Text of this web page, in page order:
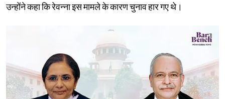
उन्होंने कहा कि रेवन्ना इस मामले के कारण चुनाव हार गए थे।